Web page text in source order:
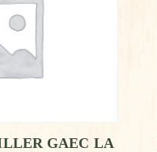
GAEC LA